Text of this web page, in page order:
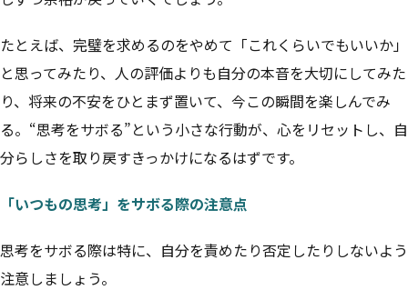
たとえば、完璧を求めるのをやめて「これくらいでもいいか」
と思ってみたり、人の評価よりも自分の本音を大切にしてみた
り、将来の不安をひとまず置いて、今この瞬間を楽しんでみ
る。“思考をサボる”という小さな行動が、心をリセットし、自
分らしさを取り戻すきっかけになるはずです。
「いつもの思考」をサボる際の注意点
思考をサボる際は特に、自分を責めたり否定したりしないよう
注意しましょう。